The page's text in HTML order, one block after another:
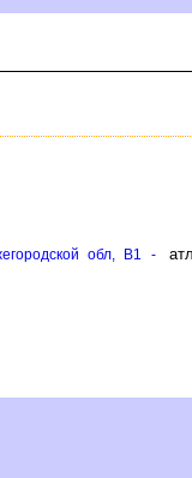
обл, B1 -